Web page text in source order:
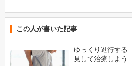
この人が書いた記事
ゆっくり進行する
見して治療しよう